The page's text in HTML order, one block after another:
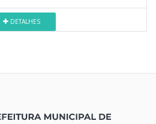
DETALHES